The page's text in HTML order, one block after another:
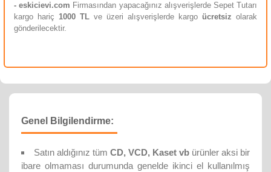
-eskicievi.com Firmasından yapacağınız alışverişlerde Sepet Tutarı
kargo hariç1000 TL ve üzeri alışverişlerde kargo ücretsiz olarak
gönderilecektir.
Genel Bilgilendirme:
Satın aldığınız tüm CD, VCD, Kaset vb ürünler aksi bir
ibare olmaması durumunda genelde ikinci el kullanılmış